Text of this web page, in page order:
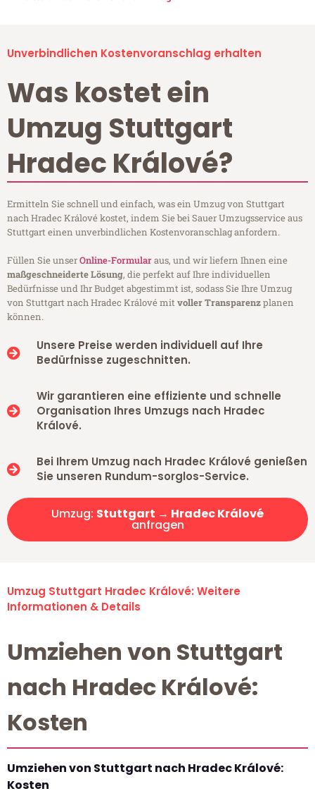
Unverbindlichen Kostenvoranschlag erhalten
Was kostet ein
Umzug Stuttgart
Hradec Králové?
Ermitteln Sie schnell und einfach, was ein Umzug von Stuttgart
nach Hradec Králové kostet, indem Sie bei Sauer Umzugsservice aus
Stuttgart einen unverbindlichen Kostenvoranschlag anfordern.
Füllen Sie unserOnline-Formularaus, und wir liefern Ihnen eine
maßgeschneiderte Lösung, die perfekt auf Ihre individuellen
Bedürfnisse und Ihr Budget abgestimmt ist, sodass Sie Ihre Umzug
von Stuttgart nach Hradec Králové mitvoller Transparenzplanen
können.
Unsere Preise werden individuell auf Ihre
Bedürfnisse zugeschnitten.
Wir garantieren eine effiziente und schnelle
Organisation Ihres Umzugs nach Hradec
Králové.
Bei Ihrem Umzug nach Hradec Králové genießen
Sie unseren Rundum-sorglos-Service.
Umzug: Stuttgart → Hradec Králové
anfragen
Umzug Stuttgart Hradec Králové: Weitere
Informationen & Details
Umziehen von Stuttgart
nach Hradec Králové:
Kosten
Umziehen von Stuttgart nach Hradec Králové:
Kosten